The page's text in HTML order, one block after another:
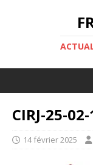
CIRJ-25-
14 février 2025